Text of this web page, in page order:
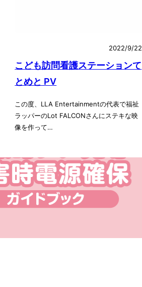
2022/9/22
こども訪問看護ステーションて
とめと PV
この度、LLA Entertainmentの代表で福祉
ラッパーのLot FALCONさんにステキな映
像を作って…